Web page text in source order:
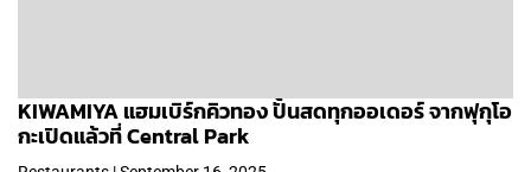
KIWAMIYA แฮมเบิร์กคิวทอง ปั้นสดทุกออเดอร์ จากฟุกุโอ
กะเปิดแล้วที่ Central Park